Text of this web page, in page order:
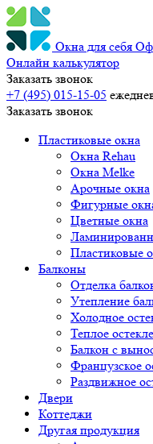
Окна для себя
Онлайн калькулятор
Заказать звонок
+7 (495) 015-15-05
Заказать звонок
Пластиковые окна
Окна Rehau
Окна Melke
Арочные окна
Фигурные
Цветные окна
Пластиковые
Балконы
Отделка
Утепление
Холодное
Теплое
Балкон с
Французское
Раздвижное
Двери
Коттеджи
Другая продукция